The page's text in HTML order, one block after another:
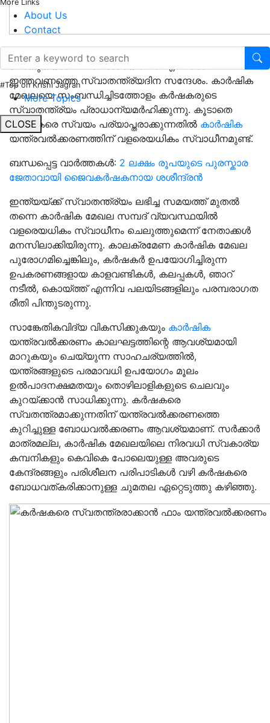
More Links
About Us
Contact
#Top on Krishi Jagran
More Topics
CLOSE
ഈ വർഷം 75-ാംമത് സ്വാതന്ത്രദിനം ആചരിക്കാൻ
പോകുകയാണ്. 'സ്വാശ്രയത്വം' എന്നതാണ്
ഇത്തവണത്തെ സ്വാതന്ത്ര്യദിന സന്ദേശം. കാർഷിക
മേഖലയെ സംബന്ധിച്ചിടത്തോളം കർഷകരുടെ
സ്വാതന്ത്ര്യം പ്രാധാന്യമർഹിക്കുന്നു. കൂടാതെ
കർഷകരെ സ്വയം പര്യാപ്തരാക്കുന്നതിൽ കാർഷിക
യന്ത്രവൽക്കരണത്തിന് വളരെയധികം സ്വാധീനമുണ്ട്.
ബന്ധപ്പെട്ട വാർത്തകൾ: 2 ലക്ഷം രൂപയുടെ പുരസ്കാര
ജേതാവായി ജൈവകർഷകനായ ശശീന്ദ്രൻ
ഇന്ത്യയ്ക്ക് സ്വാതന്ത്ര്യം ലഭിച്ച സമയത്ത് മുതൽ
തന്നെ കാർഷിക മേഖല സമ്പദ് വ്യവസ്ഥയിൽ
വളരെയധികം സ്വാധീനം ചെലുത്തുമെന്ന് നേതാക്കൾ
മനസിലാക്കിയിരുന്നു. കാലക്രമേണ കാർഷിക മേഖല
പുരോഗമിച്ചെങ്കിലും, കർഷകർ ഉപയോഗിച്ചിരുന്ന
ഉപകരണങ്ങളായ കാളവണ്ടികൾ, കലപ്പകൾ, ഞാറ്
നടീൽ, കൊയ്ത്ത് എന്നിവ പലയിടങ്ങളിലും പരമ്പരാഗത
രീതി പിന്തുടരുന്നു.
സാങ്കേതികവിദ്യ വികസിക്കുകയും കാർഷിക
യന്ത്രവൽക്കരണം കാലഘട്ടത്തിന്റെ ആവശ്യമായി
മാറുകയും ചെയ്യുന്ന സാഹചര്യത്തിൽ,
യന്ത്രങ്ങളുടെ പരമാവധി ഉപയോഗം മൂലം
ഉൽപാദനക്ഷമതയും തൊഴിലാളികളുടെ ചെലവും
കുറയ്ക്കാൻ സാധിക്കുന്നു. കർഷകരെ
സ്വതന്ത്രമാക്കുന്നതിന് യന്ത്രവൽക്കരണത്തെ
കുറിച്ചുള്ള ബോധവൽക്കരണം ആവശ്യമാണ്. സർക്കാർ
മാത്രമല്ല, കാർഷിക മേഖലയിലെ നിരവധി സ്വകാര്യ
കമ്പനികളും കെവികെ പോലെയുള്ള അവരുടെ
കേന്ദ്രങ്ങളും പരിശീലന പരിപാടികൾ വഴി കർഷകരെ
ബോധവത്കരിക്കാനുള്ള ചുമതല ഏറ്റെടുത്തു കഴിഞ്ഞു.